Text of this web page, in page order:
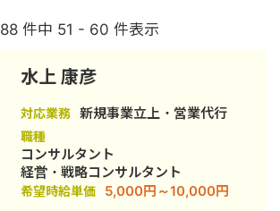
88 件中 51 - 60 件表示
水上 康彦
対応業務 新規事業立上・営業代行
職種
コンサルタント
経営・戦略コンサルタント
希望時給単価 5,000円～10,000円